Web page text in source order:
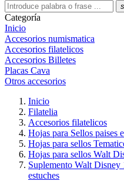
Categoría
Inicio
Accesorios numismatica
Accesorios filatelicos
Accesorios Billetes
Placas Cava
Otros accesorios
Inicio
Filatelia
Accesorios filatelicos
Hojas para Sellos paises
Hojas para sellos
Hojas para sellos Walt
Suplemento Walt
estuches